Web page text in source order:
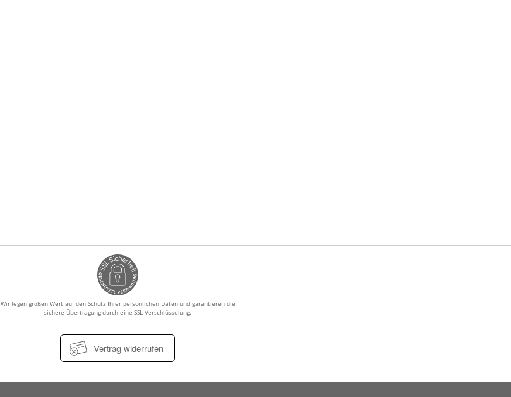
Wir legen großen Wert auf den Schutz Ihrer persönlichen Daten und garantieren die
sichere Übertragung durch eine SSL-Verschlüsselung.
Vertrag widerrufen